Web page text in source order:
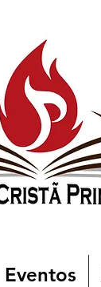
Eventos